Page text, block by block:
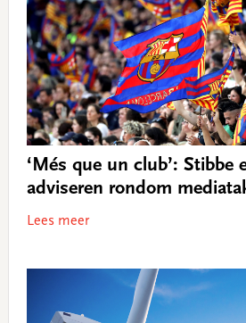
‘Més que un club’:
adviseren rondom
Lees meer